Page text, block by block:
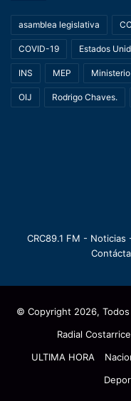
asamblea legislativa
COVID-19 Estados
INS MEP
OIJ Rodrigo Chaves.
CRC89.1 FM -
© Copyright 2026,
Radial
ULTIMA HORA